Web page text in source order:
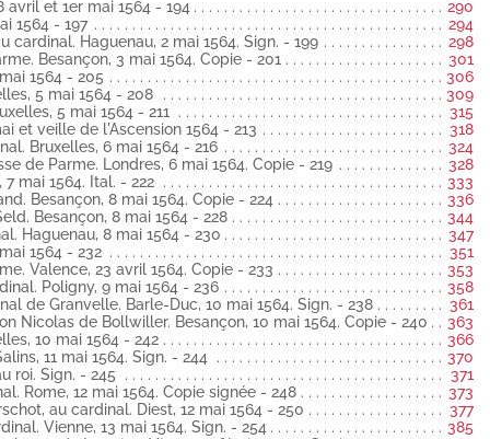
au cardinal de Lorraine. Besançon, 30 avril 1564 latin
au cardinal. Scey, 30 avril 1564 latin
au même. Chaudesaigues, 7 mai 1564 latin
30 avril 1564 italien
des neveux du cardinal, à celui-ci. Louvain, 30 avril 1564
au bailliage de Dole, au cardinal. Dole, 30 avril 1564 latin
1er mai 1564 latin
la duchesse de Parme à la reine d'Angleterre, le 26 avril 1564
lignes).
à la duchesse de Parme. Luxembourg, 22 avril 1564 latin
au comte de Mansfeld. Nancy, 20 avril 1564 latin
duchesse de Parme. Du 27 avril 1564 latin
comte de Mansfeld. Nancy, le 25 avril 1564.
Cambrai, à la duchesse de Parme. Cambrai, 29 avril 1564 latin
Bruxelles, 1er mai 1564 latin
et 1er mai 1564 - 194
290
1564 - 197
294
cardinal. Haguenau, 2 mai 1564. Sign. - 199
298
Besançon, 3 mai 1564. Copie - 201
301
1564 - 205
306
5 mai 1564 - 208
309
5 mai 1564 - 211
315
et veille de l'Ascension 1564 - 213
318
Bruxelles, 6 mai 1564 - 216
324
de Parme. Londres, 6 mai 1564. Copie - 219
328
mai 1564. Ital. - 222
333
Besançon, 8 mai 1564. Copie - 224
336
Besançon, 8 mai 1564 - 228
344
Haguenau, 8 mai 1564 - 230
347
1564 - 232
351
Valence, 23 avril 1564. Copie - 233
353
Poligny, 9 mai 1564 - 236
358
de Granvelle. Barle-Duc, 10 mai 1564. Sign. - 238
361
Nicolas de Bollwiller. Besançon, 10 mai 1564. Copie - 240
363
10 mai 1564 - 242
366
11 mai 1564. Sign. - 244
370
roi. Sign. - 245
371
Rome, 12 mai 1564. Copie signée - 248
373
au cardinal. Diest, 12 mai 1564 - 250
377
Vienne, 13 mai 1564. Sign. - 254
385